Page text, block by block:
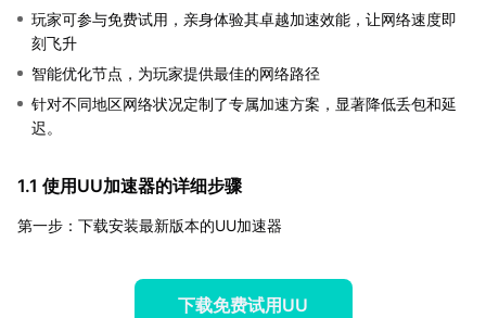
玩家可参与免费试用，亲身体验其卓越加速效能，让网络速度即
刻飞升
智能优化节点，为玩家提供最佳的网络路径
针对不同地区网络状况定制了专属加速方案，显著降低丢包和延
迟。
1.1 使用UU加速器的详细步骤
第一步：下载安装最新版本的UU加速器
下载免费试用UU